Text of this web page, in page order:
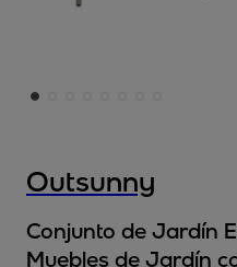
Outsunny
Conjunto de Jardín
Muebles de Jardín